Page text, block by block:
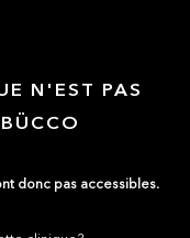
N'EST PAS
donc pas accessibles.